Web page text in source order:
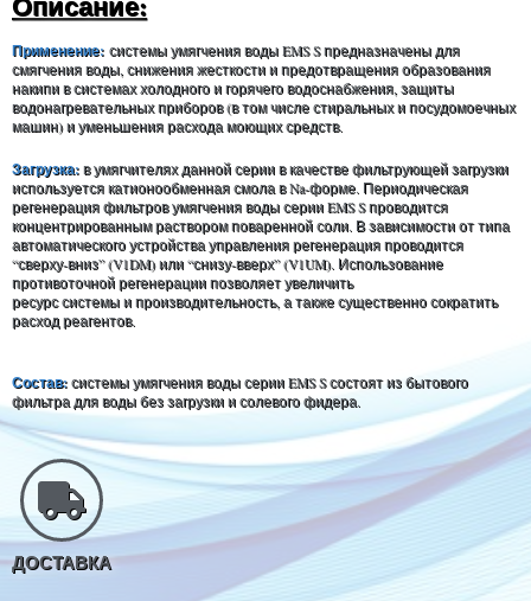
Применение: системы умягчения воды EMS S предназначены для
смягчения воды, снижения жесткости и предотвращения образования
накипи в системах холодного и горячего водоснабжения, защиты
водонагревательных приборов (в том числе стиральных и посудомоечных
машин) и уменьшения расхода моющих средств.
Загрузка: в умягчителях данной серии в качестве фильтрующей загрузки
используется катионообменная смола в Na-форме. Периодическая
регенерация фильтров умягчения воды серии EMS S проводится
концентрированным раствором поваренной соли. В зависимости от типа
автоматического устройства управления регенерация проводится
“сверху-вниз” (V1DM) или “снизу-вверх” (V1UM). Использование
противоточной регенерации позволяет увеличить
ресурс системы и производительность, а также существенно сократить
расход реагентов.
Состав: системы умягчения воды серии EMS S состоят из бытового
фильтра для воды без загрузки и солевого фидера.
ДОСТАВКА